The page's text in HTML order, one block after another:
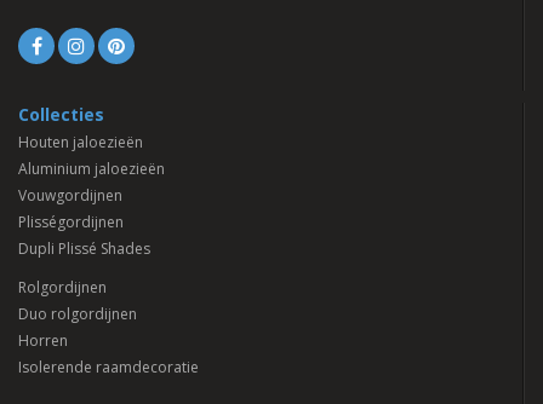
Collecties
Houten jaloezieën
Aluminium jaloezieën
Vouwgordijnen
Plisségordijnen
Dupli Plissé Shades
Rolgordijnen
Duo rolgordijnen
Horren
Isolerende raamdecoratie